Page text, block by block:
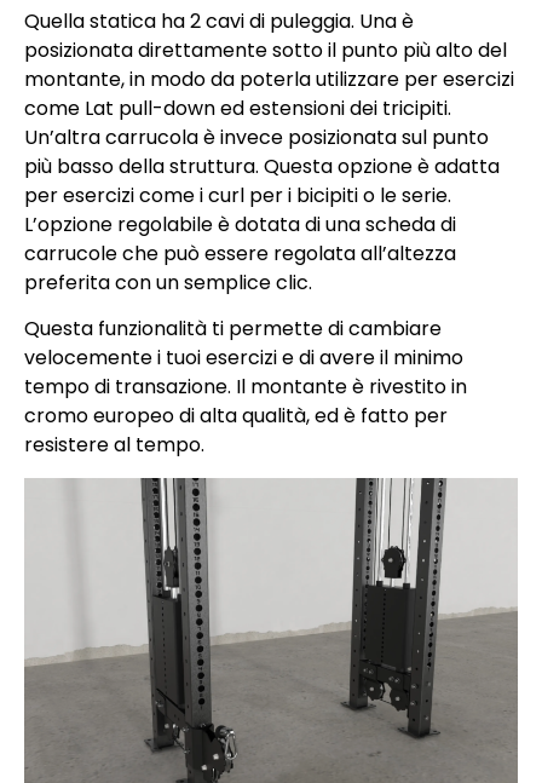
Quella statica ha 2 cavi di puleggia. Una è
posizionata direttamente sotto il punto più alto del
montante, in modo da poterla utilizzare per esercizi
come Lat pull-down ed estensioni dei tricipiti.
Un’altra carrucola è invece posizionata sul punto
più basso della struttura. Questa opzione è adatta
per esercizi come i curl per i bicipiti o le serie.
L’opzione regolabile è dotata di una scheda di
carrucole che può essere regolata all’altezza
preferita con un semplice clic.
Questa funzionalità ti permette di cambiare
velocemente i tuoi esercizi e di avere il minimo
tempo di transazione. Il montante è rivestito in
cromo europeo di alta qualità, ed è fatto per
resistere al tempo.